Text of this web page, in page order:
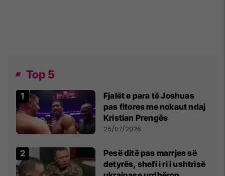
Top 5
Fjalët e para të Joshuas
pas fitores me nokaut ndaj
Kristian Prengës
26/07/2026
Pesë ditë pas marrjes së
detyrës, shefi i ri i ushtrisë